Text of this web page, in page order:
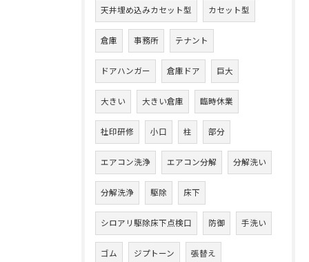
天井埋め込みカセット型 カセット型
倉庫 事務所 テナント
ドアハンガー 倉庫ドア 巨大
大きい 大きい倉庫 臨時休業
社印研修 小口 柱 部分
エアコン洗浄 エアコン分解 分解洗い
分解洗浄 駆除 床下
シロアリ駆除床下点検口 防御 手洗い
ゴム ジプトーン 張替え